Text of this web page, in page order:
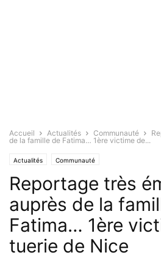
Accueil Actualités Communauté
de la famille de Fatima… 1ère victime de...
Actualités Communauté
Reportage très
auprès de la
Fatima… 1ère
tuerie de Nice